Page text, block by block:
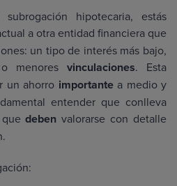
hipotecaria, estás
a otra entidad financiera que
un tipo de interés más bajo,
o menoresvinculaciones. Esta
un ahorro importante a medio y
entender que conlleva
quedebenvalorarse con detalle